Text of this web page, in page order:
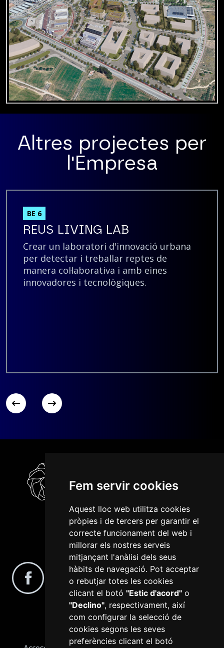
Fem servir cookies
Aquest lloc web utilitza cookies
pròpies i de tercers per garantir el
correcte funcionament del web i
millorar els nostres serveis
mitjançant l'anàlisi dels seus
hàbits de navegació. Pot acceptar
o rebutjar totes les cookies
clicant el botó "Estic d'acord"o
"Declino", respectivament, així
com configurar la selecció de
cookies segons les seves
preferències clicant el botó
Altres projectes per
l'Empresa
BE 6
REUS LIVING LAB
Crear un laboratori d'innovació urbana
per detectar i treballar reptes de
manera col·laborativa i amb eines
innovadores i tecnològiques.
Segueix-nos a les xarxes socials